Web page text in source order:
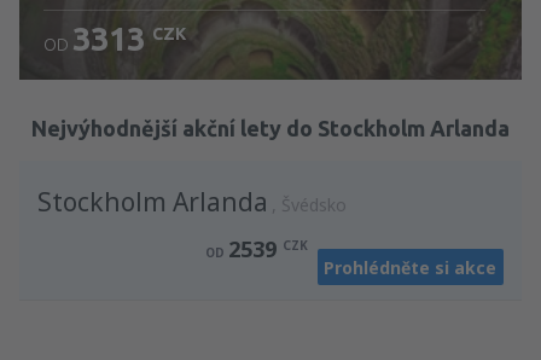
Zjistěte detaily
OD 3313 CZK
Nejvýhodnější akční lety do Stockholm Arlanda
Stockholm Arlanda Švédsko
OD 2539 CZK
Prohlédněte si akce